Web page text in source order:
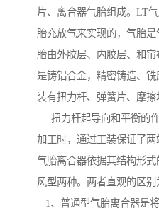
片、离合器气胎组成。LT
胎充放气来实现的，气胎
胎由外胶层、内胶层、和
是铸铝合金，精密铸造、
装有扭力杆、弹簧片、摩
扭力杆起导向和平衡的
加工时，通过工装保证了两
气胎离合器依据其结构形
风型两种。两者直观的区别
1、普通型气胎离合器是